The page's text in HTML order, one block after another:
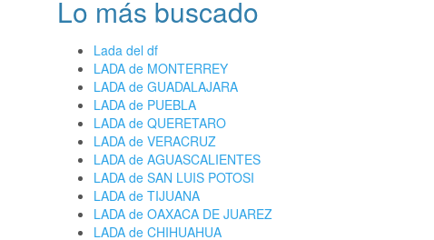
Lo más buscado
Lada del df
LADA de MONTERREY
LADA de GUADALAJARA
LADA de PUEBLA
LADA de QUERETARO
LADA de VERACRUZ
LADA de AGUASCALIENTES
LADA de SAN LUIS POTOSI
LADA de TIJUANA
LADA de OAXACA DE JUAREZ
LADA de CHIHUAHUA